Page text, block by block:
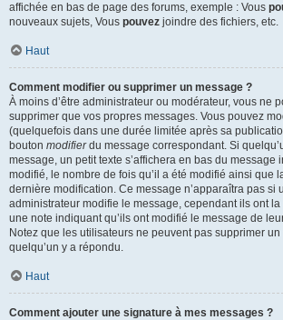
affichée en bas de page des forums, exemple : Vous
nouveaux sujets, Vous pouvez joindre des fichiers, etc.
Haut
Comment modifier ou supprimer un message ?
À moins d’être administrateur ou modérateur, vous ne
supprimer que vos propres messages. Vous pouvez
(quelquefois dans une durée limitée après sa
bouton modifierdu message correspondant. Si
message, un petit texte s’affichera en bas du message
modifié, le nombre de fois qu’il a été modifié ainsi que
dernière modification. Ce message n’apparaîtra pas si
administrateur modifie le message, cependant ils ont
une note indiquant qu’ils ont modifié le message de
Notez que les utilisateurs ne peuvent pas supprimer
quelqu’un y a répondu.
Haut
Comment ajouter une signature à mes messages ?